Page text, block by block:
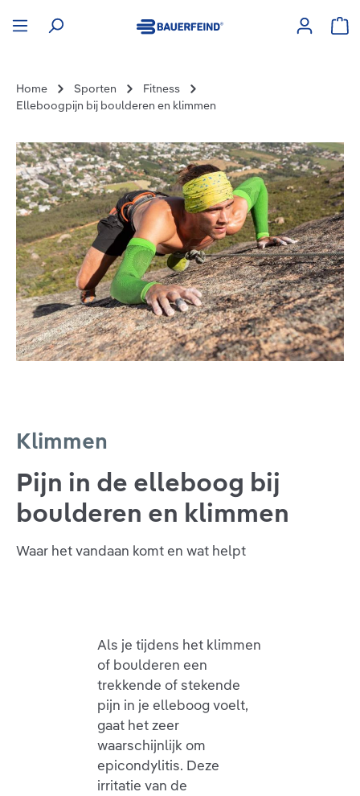
Home Sporten
Fitness
Elleboogpijn bij boulderen en klimmen
Klimmen
Pijn in de elleboog bij
boulderen en klimmen
Waar het vandaan komt en wat helpt
Als je tijdens het klimmen
of boulderen een
trekkende of stekende
pijn in je elleboog voelt,
gaat het zeer
waarschijnlijk om
epicondylitis. Deze
irritatie van de